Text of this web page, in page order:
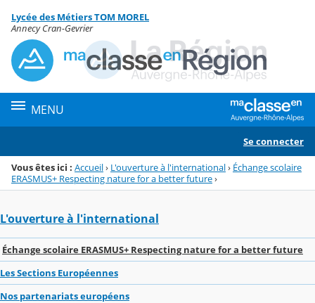
Menu de la rubrique
Contenu
Lycée des Métiers TOM MOREL
Annecy Cran-Gevrier
MENU
Se connecter
Vous êtes ici : Accueil› L'ouverture à l'international› Échange scolaire
ERASMUS+ Respecting nature for a better future›
L'ouverture à l'international
Échange scolaire ERASMUS+ Respecting nature for a better future
Les Sections Européennes
Nos partenariats européens